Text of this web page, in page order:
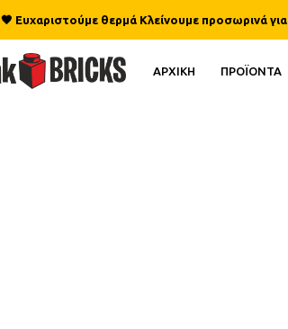
🖤 Ευχαριστούμε θερμά Κλείνουμε προσωρινά
ΑΡΧΙΚΗ ΠΡΟΪΟΝΤΑ